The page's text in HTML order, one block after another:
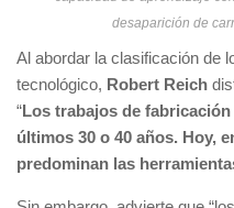
desaparición de
Al abordar la clasificación de
tecnológico, Robert Reich
“Los trabajos de
últimos 30 o 40 años. Hoy,
predominan las